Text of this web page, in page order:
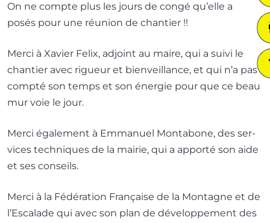
On ne compte plus les jours de congé qu’elle a
posés pour une réunion de chantier !!
Merci à Xavier Felix, adjoint au maire, qui a sui­vi le
chan­tier avec rigueur et bien­veillance, et qui n’a pas
comp­té son temps et son éner­gie pour que ce beau
mur voie le jour.
Merci éga­le­ment à Emmanuel Montabone, des ser­
vices tech­niques de la mai­rie, qui a appor­té son aide
et ses conseils.
Merci à la Fédération Française de la Montagne et de
l’Escalade qui avec son plan de déve­lop­pe­ment des